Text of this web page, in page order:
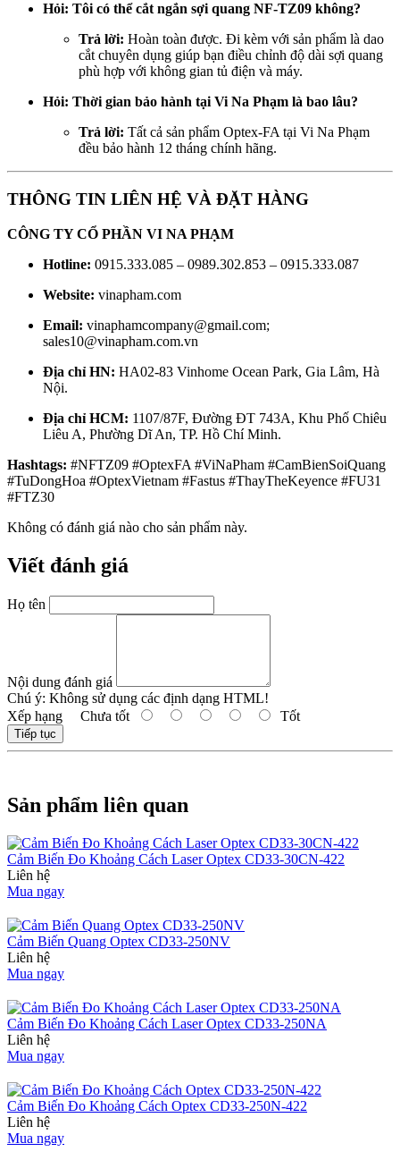
Hỏi: Tôi có thể cắt ngắn sợi quang NF-TZ09 không?
Trả lời: Hoàn toàn được. Đi kèm với sản phẩm là dao
cắt chuyên dụng giúp bạn điều chỉnh độ dài sợi quang
phù hợp với không gian tủ điện và máy.
Hỏi: Thời gian bảo hành tại Vi Na Phạm là bao lâu?
Trả lời: Tất cả sản phẩm Optex-FA tại Vi Na Phạm
đều bảo hành 12 tháng chính hãng.
THÔNG TIN LIÊN HỆ VÀ ĐẶT HÀNG
CÔNG TY CỔ PHẦN VI NA PHẠM
Hotline: 0915.333.085 – 0989.302.853 – 0915.333.087
Website: vinapham.com
Email: vinaphamcompany@gmail.com;
sales10@vinapham.com.vn
Địa chỉ HN: HA02-83 Vinhome Ocean Park, Gia Lâm, Hà
Nội.
Địa chỉ HCM: 1107/87F, Đường ĐT 743A, Khu Phố Chiêu
Liêu A, Phường Dĩ An, TP. Hồ Chí Minh.
Hashtags: #NFTZ09 #OptexFA #ViNaPham #CamBienSoiQuang
#TuDongHoa #OptexVietnam #Fastus #ThayTheKeyence #FU31
#FTZ30
Không có đánh giá nào cho sản phẩm này.
Viết đánh giá
Họ tên
Nội dung đánh giá
Chú ý: Không sử dụng các định dạng HTML!
Xếp hạng Chưa tốt Tốt
Tiếp tục
Sản phẩm liên quan
Cảm Biến Đo Khoảng Cách Laser Optex CD33-30CN-422
Liên hệ
Mua ngay
Cảm Biến Quang Optex CD33-250NV
Liên hệ
Mua ngay
Cảm Biến Đo Khoảng Cách Laser Optex CD33-250NA
Liên hệ
Mua ngay
Cảm Biến Đo Khoảng Cách Optex CD33-250N-422
Liên hệ
Mua ngay